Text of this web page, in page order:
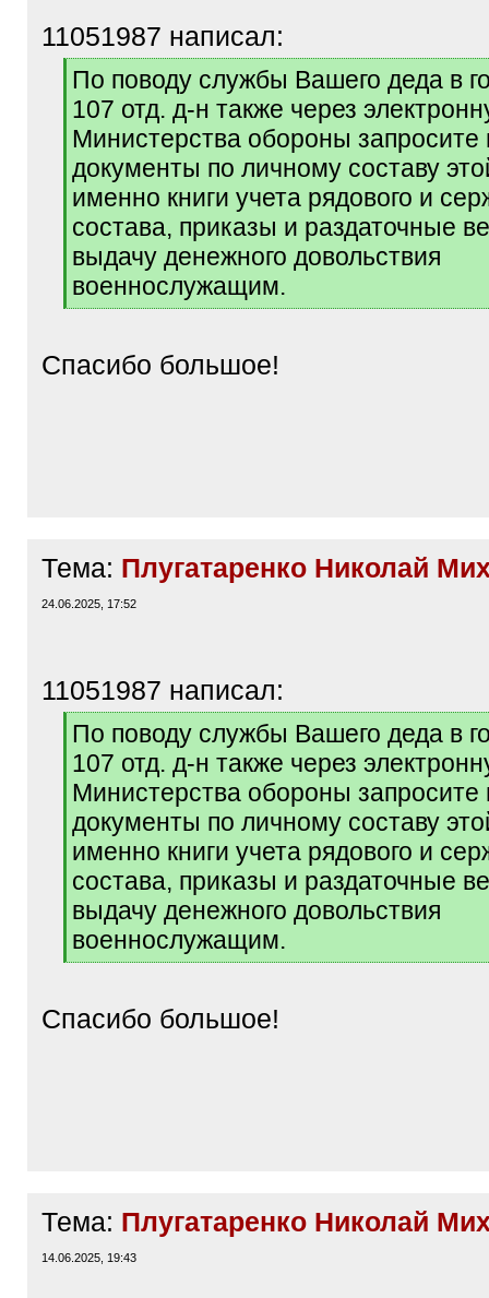
11051987 написал:
[
q
]
По поводу службы Вашего деда в
107 отд. д-н также через
Министерства обороны
документы по личному составу
именно книги учета рядового и
состава, приказы и раздаточные
выдачу денежного довольствия
военнослужащим.
[
Спасибо большое!
Тема: Плугатаренко Николай
24.06.2025, 17:52
11051987 написал:
[
q
]
По поводу службы Вашего деда в
107 отд. д-н также через
Министерства обороны
документы по личному составу
именно книги учета рядового и
состава, приказы и раздаточные
выдачу денежного довольствия
военнослужащим.
[
Спасибо большое!
Тема: Плугатаренко Николай
14.06.2025, 19:43